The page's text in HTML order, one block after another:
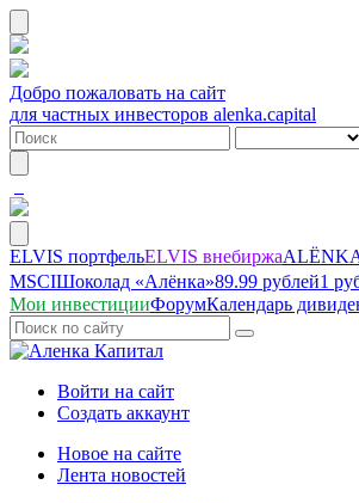
Добро пожаловать на сайт
для частных инвесторов alenka.capital
ELVIS портфельELVIS внебиржа
MSCIШоколад «Алёнка»89.99 рублей1
Мои инвестицииФорумКалендарь
Войти на сайт
Создать аккаунт
Новое на сайте
Лента новостей